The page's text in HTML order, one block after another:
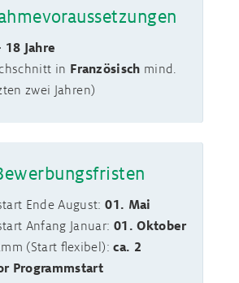
18 Jahre
in Französisch mind.
zwei Jahren)
Ende August:01. Mai
Anfang Januar: 01. Oktober
(Start flexibel):ca. 2
Programmstart